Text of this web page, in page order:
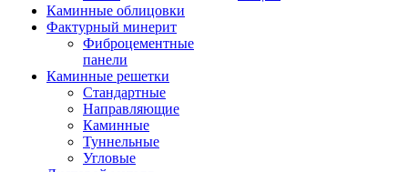
Каминные облицовки
Фактурный минерит
Фиброцементные
панели
Каминные решетки
Стандартные
Направляющие
Каминные
Туннельные
Угловые